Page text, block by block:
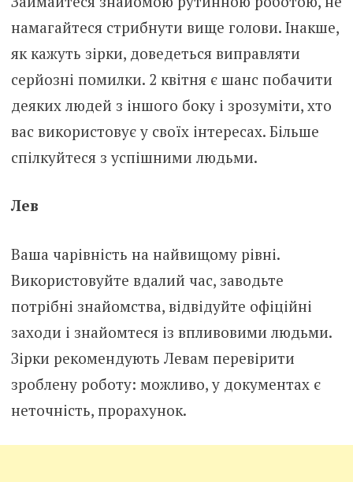
намагайтеся стрибнути вище голови. Інакше,
як кажуть зірки, доведеться виправляти
серйозні помилки. 2 квітня є шанс побачити
деяких людей з іншого боку і зрозуміти, хто
вас використовує у своїх інтересах. Більше
спілкуйтеся з успішними людьми.
Лев
Ваша чарівність на найвищому рівні.
Використовуйте вдалий час, заводьте
потрібні знайомства, відвідуйте офіційні
заходи і знайомтеся із впливовими людьми.
Зірки рекомендують Левам перевірити
зроблену роботу: можливо, у документах є
неточність, прорахунок.